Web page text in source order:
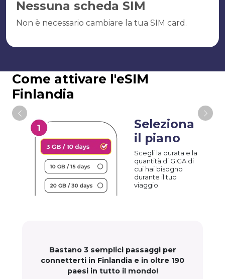
Nessuna scheda SIM
Non è necessario cambiare la tua SIM card.
Come attivare l'eSIM
Finlandia
Seleziona
il piano
Scegli la durata e la
quantità di GIGA di
cui hai bisogno
durante il tuo
viaggio
Bastano 3 semplici passaggi per
connetterti in Finlandia e in oltre 190
paesi in tutto il mondo!